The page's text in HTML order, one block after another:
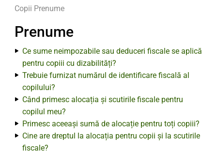
Copii Prenume
Prenume
Ce sume neimpozabile sau deduceri fiscale se aplică
pentru copiii cu dizabilități?
Trebuie furnizat numărul de identificare fiscală al
copilului?
Când primesc alocația și scutirile fiscale pentru
copilul meu?
Primesc aceeași sumă de alocație pentru toți copiii?
Cine are dreptul la alocația pentru copii și la scutirile
fiscale?